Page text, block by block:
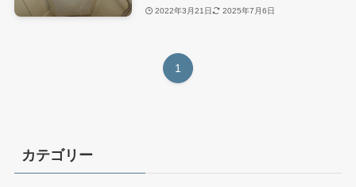
2022年3月21日 2025年7月6日
1
カテゴリー